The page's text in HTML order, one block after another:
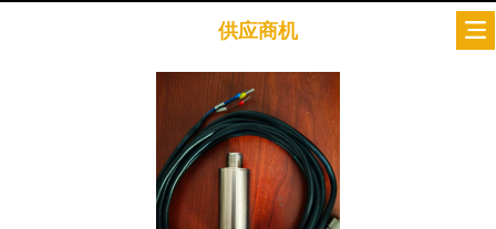
供应商机